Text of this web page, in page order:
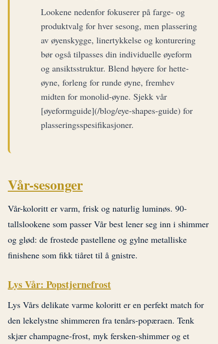
Lookene nedenfor fokuserer på farge- og
produktvalg for hver sesong, men plassering
av øyenskygge, linertykkelse og konturering
bør også tilpasses din individuelle øyeform
og ansiktsstruktur. Blend høyere for hette-
øyne, forleng for runde øyne, fremhev
midten for monolid-øyne. Sjekk vår
[øyeformguide](/blog/eye-shapes-guide) for
plasseringsspesifikasjoner.
Vår-sesonger
Vår-koloritt er varm, frisk og naturlig luminøs. 90-
tallslookene som passer Vår best lener seg inn i shimmer
og glød: de frostede pastellene og gylne metalliske
finishene som fikk tiåret til å gnistre.
Lys Vår: Popstjernefrost
Lys Vårs delikate varme koloritt er en perfekt match for
den lekelystne shimmeren fra tenårs-popæraen. Tenk
skjær champagne-frost, myk fersken-shimmer og et